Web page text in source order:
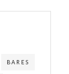
BARES